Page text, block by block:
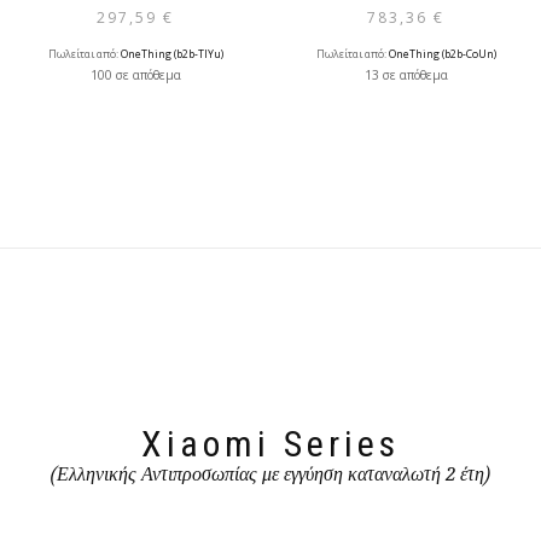
297,59 €
Πωλείται από:OneThing (b2b-TlYu)
100 σε απόθεμα
783,36 €
Πωλείται από:OneThing (b2b-CoUn)
13 σε απόθεμα
Xiaomi Series
(Ελληνικής Αντιπροσωπίας με εγγύηση καταναλωτή 2 έτη)